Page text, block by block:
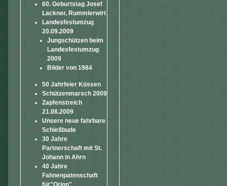
60. Geburtstag Josef
Lackner, Rummlerwirt
Landesfestumzug
20.09.2009
Jungschützen beim
Landesfestumzug
2009
Bilder von 1984
50 Jahrfeier Kössen
Schützenmarsch 2009
Zapfenstreich
21.08.2009
Unsere neue fahrbare
Schießbude
30 Jahre
Partnerschaft mit St.
Johann in Ahrn
40 Jahre
Fahnenpatenschaft
für"Orion"